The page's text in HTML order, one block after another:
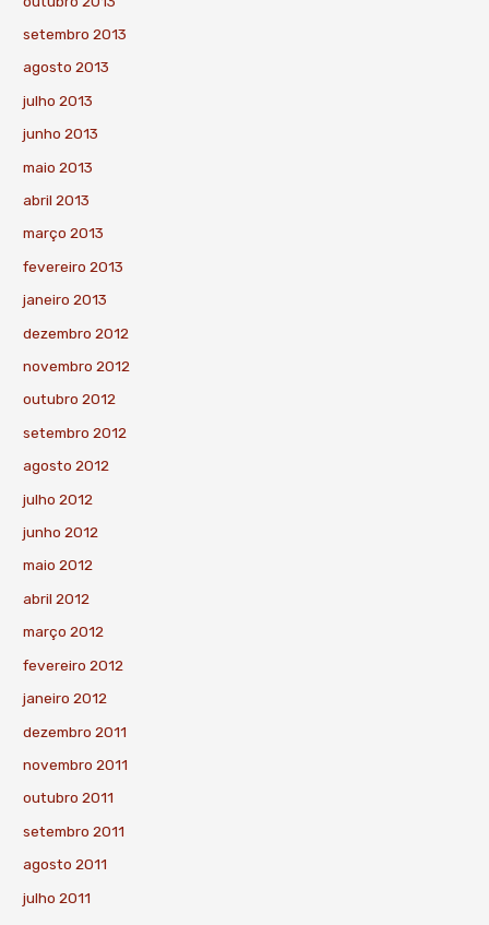
setembro 2013
agosto 2013
julho 2013
junho 2013
maio 2013
abril 2013
março 2013
fevereiro 2013
janeiro 2013
dezembro 2012
novembro 2012
outubro 2012
setembro 2012
agosto 2012
julho 2012
junho 2012
maio 2012
abril 2012
março 2012
fevereiro 2012
janeiro 2012
dezembro 2011
novembro 2011
outubro 2011
setembro 2011
agosto 2011
julho 2011